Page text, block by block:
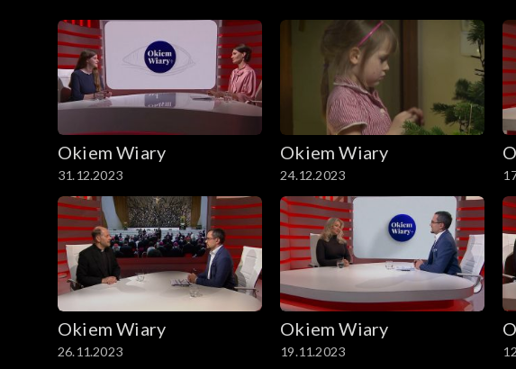
Odcinki
Okiem Wiary
31.12.2023
Okiem Wiary
24.12.2023
Okiem Wiary
26.11.2023
Okiem Wiary
19.11.2023